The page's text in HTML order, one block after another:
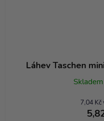
Láhev Taschen
Skladem
7,04 Kč